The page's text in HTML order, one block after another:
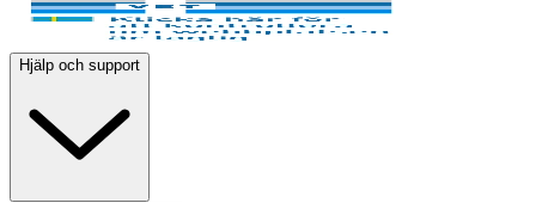
Hjälp och support